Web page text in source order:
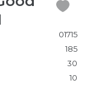
01715
185
30
10